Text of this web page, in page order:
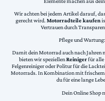
Wir achten bei jedem Artikel darauf,
gerecht wird. Motorradteile kaufen
Vertrauen durch
Pflege und
Damit dein Motorrad auch nach Jahren
bieten wir speziellenReinigerfür alle
Felgenreiniger oder Politur für die
Motorrads. In Kombination mit frischem
du für eine lange
Dein Online Shop